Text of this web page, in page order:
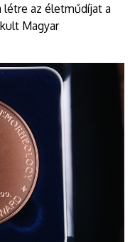
az életműdíjat a
Magyar